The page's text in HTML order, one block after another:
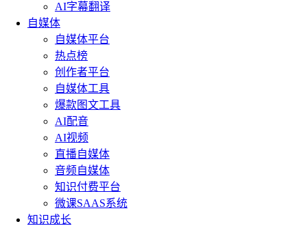
AI字幕翻译
自媒体
自媒体平台
热点榜
创作者平台
自媒体工具
爆款图文工具
AI配音
AI视频
直播自媒体
音频自媒体
知识付费平台
微课SAAS系统
知识成长